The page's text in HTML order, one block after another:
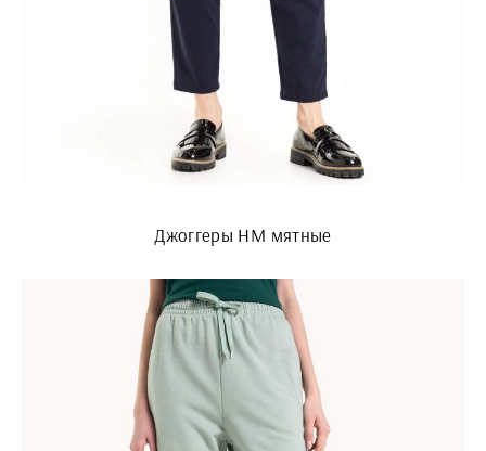
Джоггеры HM мятные